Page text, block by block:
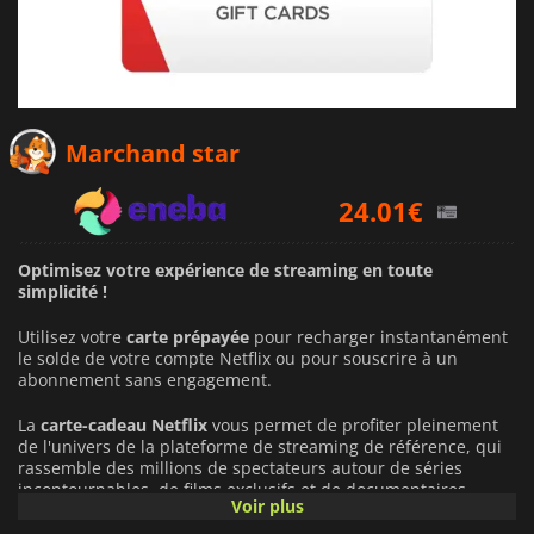
Marchand star
24.01€
24.25€
Optimisez votre expérience de streaming en toute
simplicité !
Utilisez votre carte prépayée pour recharger instantanément
le solde de votre compte Netflix ou pour souscrire à un
abonnement sans engagement.
La carte-cadeau Netflix vous permet de profiter pleinement
de l'univers de la plateforme de streaming de référence, qui
rassemble des millions de spectateurs autour de séries
incontournables, de films exclusifs et de documentaires
captivants. Que vous cherchiez votre prochaine série à
Voir plus